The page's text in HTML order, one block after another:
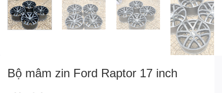
Bộ mâm zin Ford Raptor 17 inch